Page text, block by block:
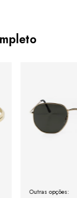
Outras opções: